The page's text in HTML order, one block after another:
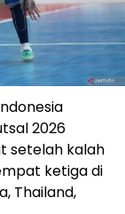
2026
setelah kalah
ketiga di
Thailand,